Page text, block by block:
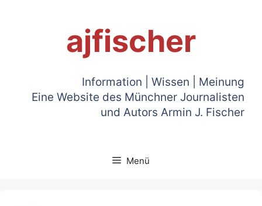
ajfischer
Information | Wissen | Meinung
Eine Website des Münchner Journalisten
und Autors Armin J. Fischer
Menü